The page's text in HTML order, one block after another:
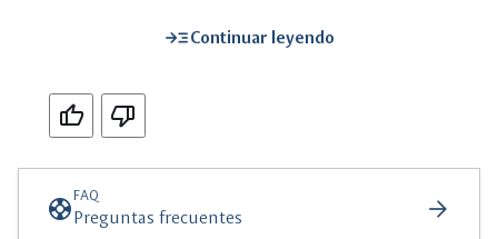
read_moreContinuar leyendo
Si No
supportFAQ
Preguntas frecuentes arrow_forward